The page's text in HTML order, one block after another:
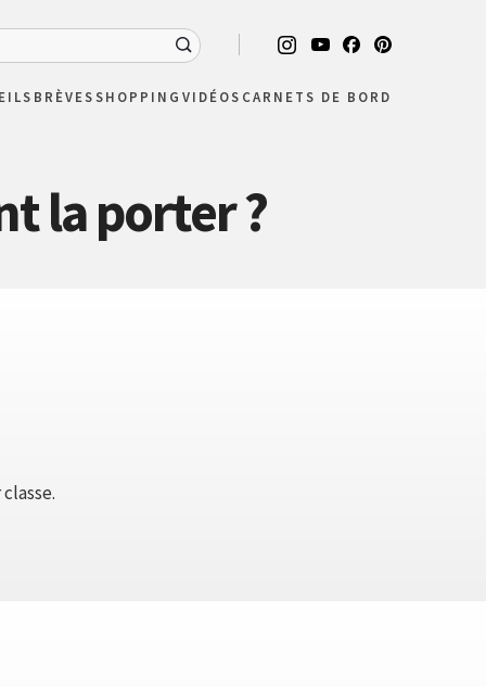
BRÈVESSHOPPING VIDÉOS CARNETS DE BORD
la porter ?